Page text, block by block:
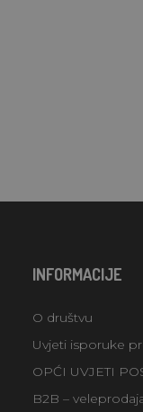
INFORMACIJE
O društvu
Uvjeti isporuke
OPĆI UVJETI
B2B –